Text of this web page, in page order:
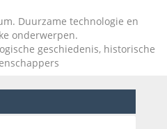
Duurzame technologie en
onderwerpen.
geschiedenis, historische